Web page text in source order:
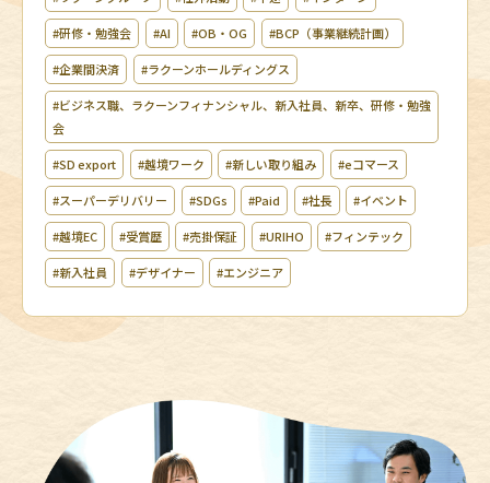
#研修・勉強会 #AI #OB・OG #BCP（事業継続計画）
#企業間決済 #ラクーンホールディングス
#ビジネス職、ラクーンフィナンシャル、新入社員、新卒、研修・勉強
会
#SD export #越境ワーク #新しい取り組み #eコマース
#スーパーデリバリー #SDGs #Paid #社長 #イベント
#越境EC #受賞歴 #売掛保証 #URIHO #フィンテック
#新入社員 #デザイナー #エンジニア